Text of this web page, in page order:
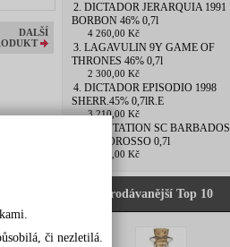
DALŠÍ
2. DICTADOR JERARQUIA 1991
BORBON 46% 0,7l
4 260,00 Kč
3. LAGAVULIN 9Y GAME OF
THRONES 46% 0,7l
2 300,00 Kč
4. DICTADOR EPISODIO 1998
SHERR.45% 0,7lR.E
3 210,00 Kč
5. PLANTATION SC BARBADOS
10Y OLOROSSO 0,7l
1 170,00 Kč
Nejprodávanější Top 10
či nezletilá.